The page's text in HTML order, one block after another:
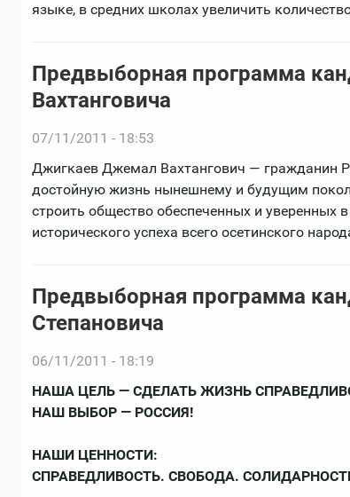
языке, в средних школах увеличить
Предвыборная программа
Вахтанговича
07/11/2011 - 18:53
Джигкаев Джемал Вахтангович — гражданин
достойную жизнь нынешнему и будущим
строить общество обеспеченных и уверенных
исторического успеха всего осетинского
Предвыборная программа
Степановича
06/11/2011 - 18:19
НАША ЦЕЛЬ — СДЕЛАТЬ ЖИЗНЬ
НАШ ВЫБОР — РОССИЯ!
НАШИ ЦЕННОСТИ:
СПРАВЕДЛИВОСТЬ. СВОБОДА.